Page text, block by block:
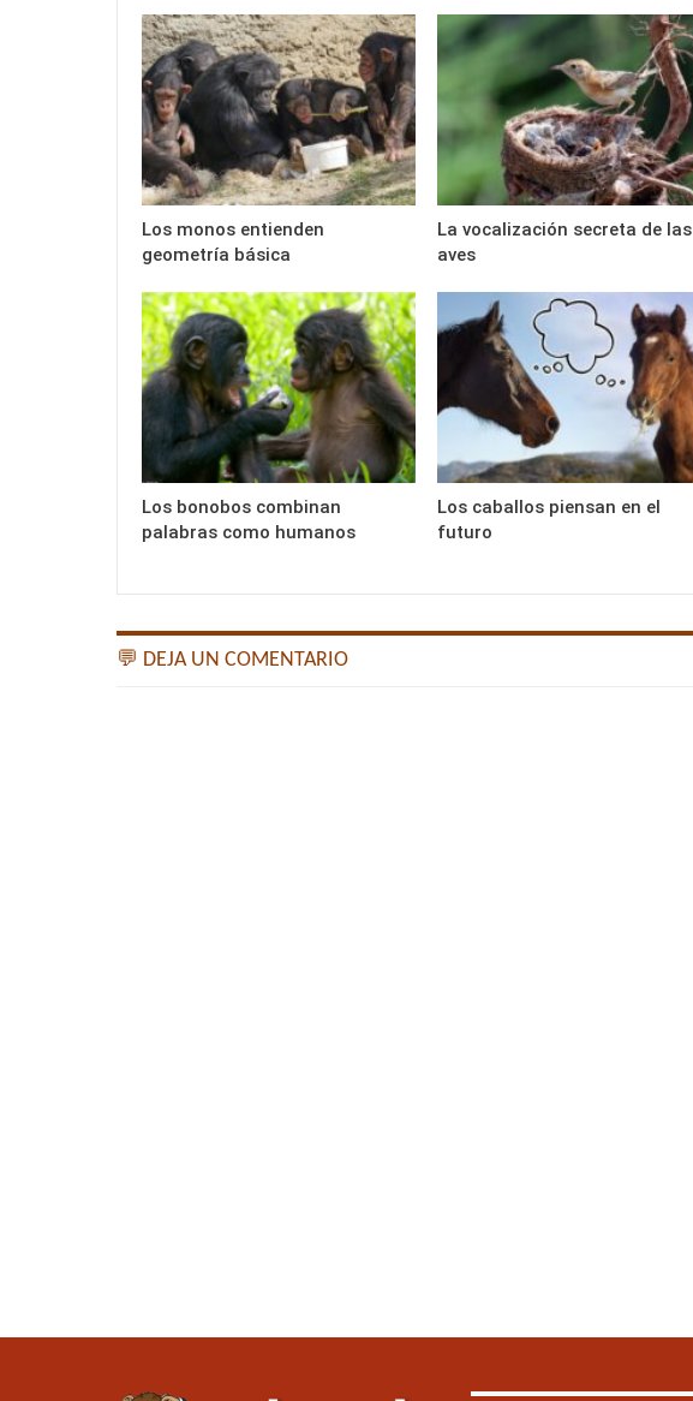
Los monos entienden
geometría básica
La vocalización secreta de las
aves
Los bonobos combinan
palabras como humanos
Los caballos piensan en el
futuro
💬 DEJA UN COMENTARIO